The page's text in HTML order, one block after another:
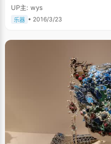
UP主: wys
乐器 • 2016/3/23